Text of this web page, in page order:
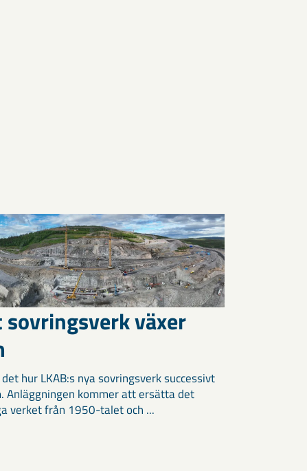
växer
hur LKAB:s nya sovringsverk successivt
Anläggningen kommer att ersätta det
verket från 1950-talet och ...